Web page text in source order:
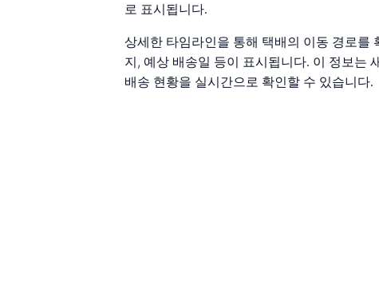
로 표시됩니다.
상세한 타임라인을 통해 택배의 이동 경로를
지, 예상 배송일 등이 표시됩니다. 이 정보는
배송 현황을 실시간으로 확인할 수 있습니다.